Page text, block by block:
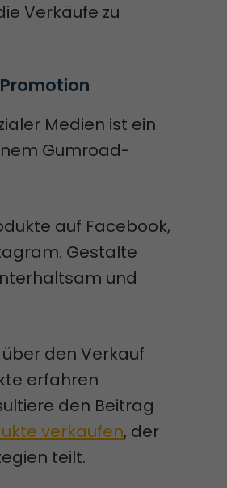
Verkäufe zu
Medien ist ein
Gumroad-
auf Facebook,
Gestalte
und
den Verkauf
erfahren
den Beitrag
verkaufen, der
teilt.